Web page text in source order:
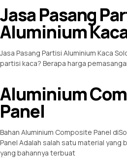
Jasa Pasang
Aluminium
Jasa Pasang Partisi Aluminium Kaca
partisi kaca? Berapa harga
Aluminium
Panel
Bahan Aluminium Composite Panel
Panel Adalah salah satu material yang
yang bahannya terbuat